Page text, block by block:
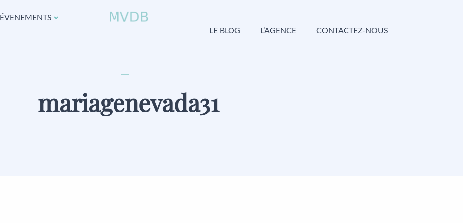
ÉVENEMENTS
LE BLOG
L’AGENCE CONTACTEZ-NOUS
mariagenevada31